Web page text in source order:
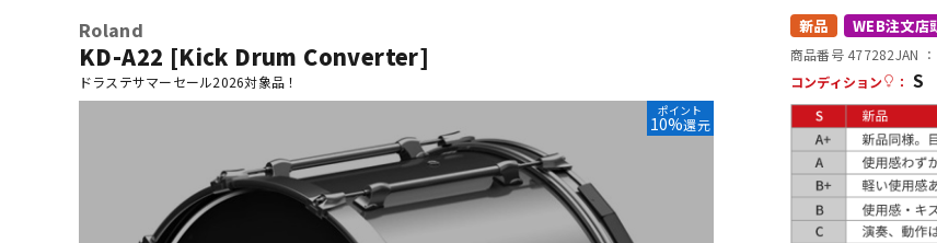
ウクレレ
管楽器 その他楽器
DJ機器 DTM DTM オンラ
イン納品
レコーディン
グ機器
Roland
KD-A22 [Kick Drum Converter]
ドラステサマーセール2026対象品！
ポイント
10%還元
新品 WEB注文店
商品番号 477282JAN ：
コンディション
： S